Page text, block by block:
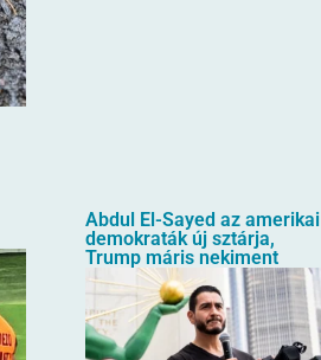
Abdul El-Sayed az amerikai
demokraták új sztárja,
Trump máris nekiment